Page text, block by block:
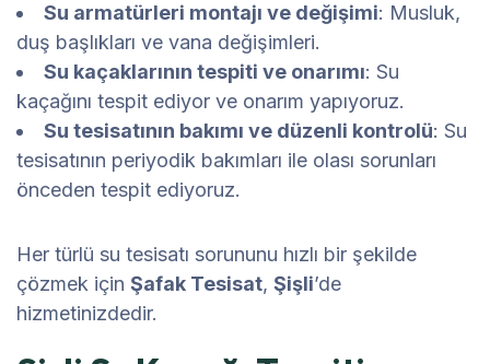
Su armatürleri montajı ve değişimi: Musluk,
duş başlıkları ve vana değişimleri.
Su kaçaklarının tespiti ve onarımı: Su
kaçağını tespit ediyor ve onarım yapıyoruz.
Su tesisatının bakımı ve düzenli kontrolü: Su
tesisatının periyodik bakımları ile olası sorunları
önceden tespit ediyoruz.
Her türlü su tesisatı sorununu hızlı bir şekilde
çözmek için Şafak Tesisat, Şişli’de
hizmetinizdedir.